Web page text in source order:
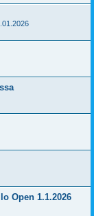
Open 1.1.2026